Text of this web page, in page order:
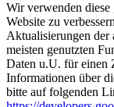
Wir verwenden diese
Website zu
Aktualisierungen der
meisten genutzten
Daten u.U. für einen
Informationen über
bitte auf folgenden